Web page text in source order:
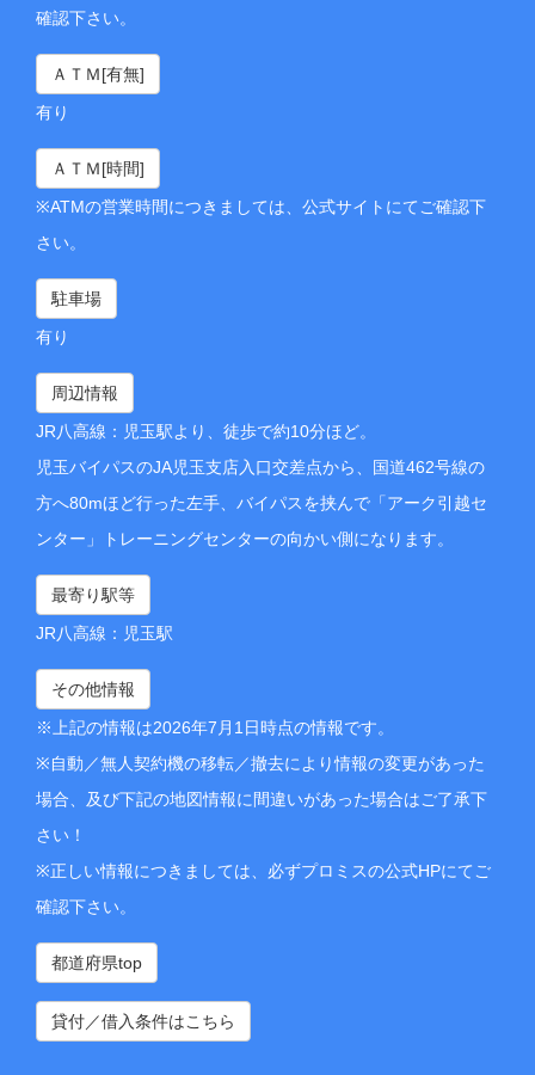
確認下さい。
ＡＴＭ[有無]
有り
ＡＴＭ[時間]
※ATMの営業時間につきましては、公式サイトにてご確認下
さい。
駐車場
有り
周辺情報
JR八高線：児玉駅より、徒歩で約10分ほど。
児玉バイパスのJA児玉支店入口交差点から、国道462号線の
方へ80mほど行った左手、バイパスを挟んで「アーク引越セ
ンター」トレーニングセンターの向かい側になります。
最寄り駅等
JR八高線：児玉駅
その他情報
※上記の情報は2026年7月1日時点の情報です。
※自動／無人契約機の移転／撤去により情報の変更があった
場合、及び下記の地図情報に間違いがあった場合はご了承下
さい！
※正しい情報につきましては、必ずプロミスの公式HPにてご
確認下さい。
都道府県top
貸付／借入条件はこちら